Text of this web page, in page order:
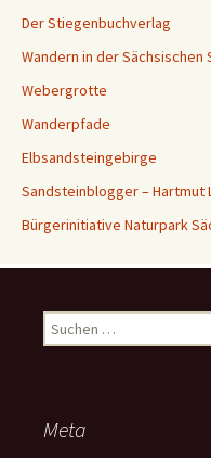
Der Stiegenbuchverlag
Wandern in der Sächsischen
Webergrotte
Wanderpfade
Elbsandsteingebirge
Sandsteinblogger – Hartmut
Bürgerinitiative Naturpark
Suchen
nach:
Meta